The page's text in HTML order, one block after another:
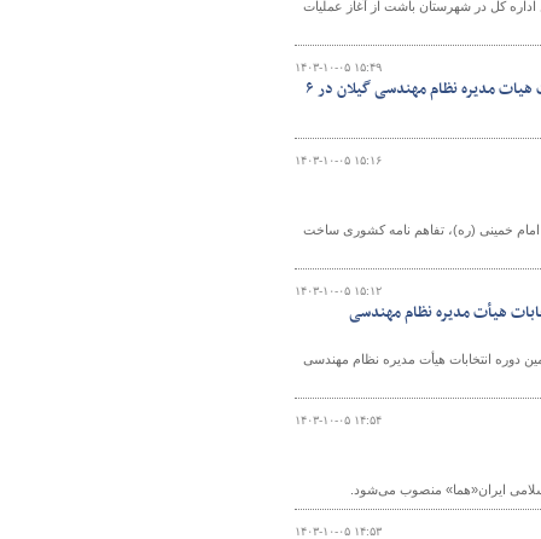
اداره کل در شهرستان باشت از آغاز عملیات
۱۴۰۳-۱۰-۰۵ ۱۵:۴۹
اطلاع نگاشت| مشارکت بیش از ۷ هزار نفری مهندسان واجد شرایط برای انتخابات هیات مدیره نظام مهندسی گیلان در ۶
۱۴۰۳-۱۰-۰۵ ۱۵:۱۶
امام خمینی (ره)، تفاهم نامه کشوری ساخت
۱۴۰۳-۱۰-۰۵ ۱۵:۱۲
هیأت مدیره نظام مهندسی
ششمین دوره انتخابات هیأت مدیره نظام مهندسی
۱۴۰۳-۱۰-۰۵ ۱۴:۵۴
ایران«هما» منصوب می‌شود.
۱۴۰۳-۱۰-۰۵ ۱۴:۵۳